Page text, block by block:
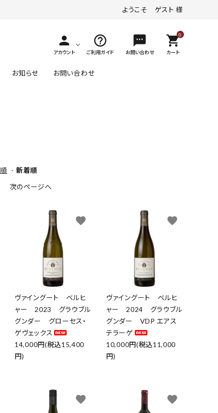
ようこそ ゲスト 様
person
アカウント
help_outline
ご利用ガイド
textsms
お問い合わせ
0
shopping_cart
カート
￥4,000
お知らせ お問い合わせ
- 新着順
次のページへ
ヴァイングート ベルヒ
ャー 2023 グラウブル
グンダー グローセス・
ゲヴェックス
14,000円(税込15,400
円)
favorite
ヴァイングート ベルヒ
ャー 2024 グラウブル
グンダー VDP エアス
テラーゲ
10,000円(税込11,000
円)
favorite
favorite favorite